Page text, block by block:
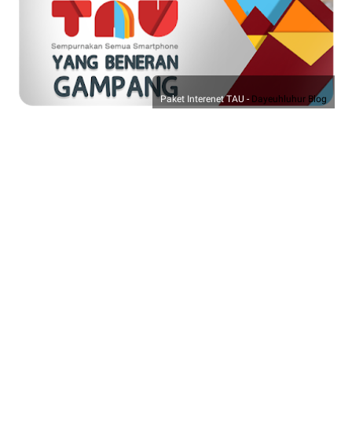
Paket Interenet TAU - Dayeuhluhur Blog